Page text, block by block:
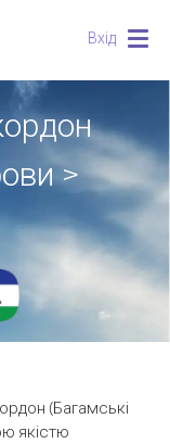
Вхід
>
(Багамські
якістю